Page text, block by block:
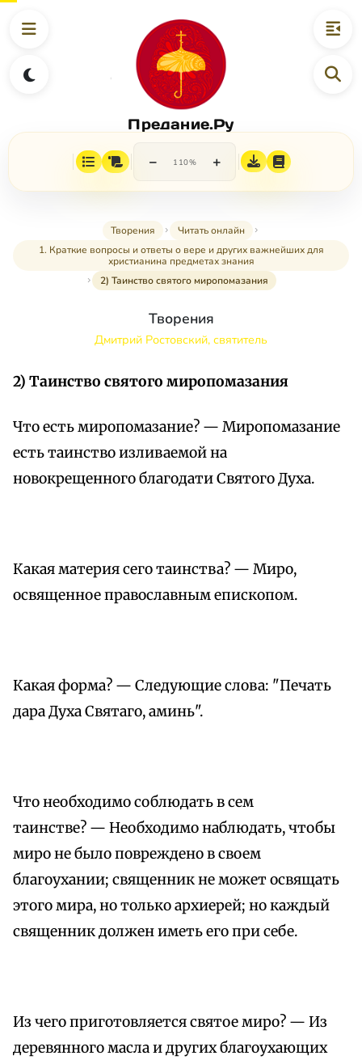
Предание.Ру
− 110% +
Творения
Читать онлайн
1. Краткие вопросы и ответы о вере и других важнейших для
христианина предметах знания
2) Таинство святого миропомазания
Творения
Дмитрий Ростовский, святитель
2) Таинство святого миропомазания
Что есть миропомазание? — Миропомазание
есть таинство изливаемой на
новокрещенного благодати Святого Духа.
Какая материя сего таинства? — Миро,
освященное православным епископом.
Какая форма? — Следующие слова: "Печать
дара Духа Святаго, аминь".
Что необходимо соблюдать в сем
таинстве? — Необходимо наблюдать, чтобы
миро не было повреждено в своем
благоухании; священник не может освящать
этого мира, но только архиерей; но каждый
священник должен иметь его при себе.
Из чего приготовляется святое миро? — Из
деревянного масла и других благоухающих